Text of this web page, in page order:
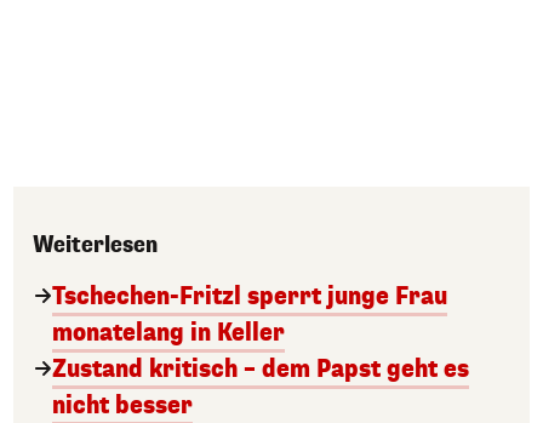
Weiterlesen
Tschechen-Fritzl sperrt junge Frau
monatelang in Keller
Zustand kritisch – dem Papst geht es
nicht besser